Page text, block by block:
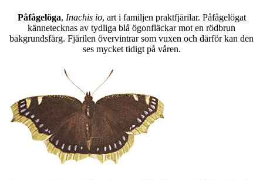
Påfågelöga, Inachis io, art i familjen praktfjärilar. Påfågelögat
kännetecknas av tydliga blå ögonfläckar mot en rödbrun
bakgrundsfärg. Fjärilen övervintrar som vuxen och därför kan den
ses mycket tidigt på våren.